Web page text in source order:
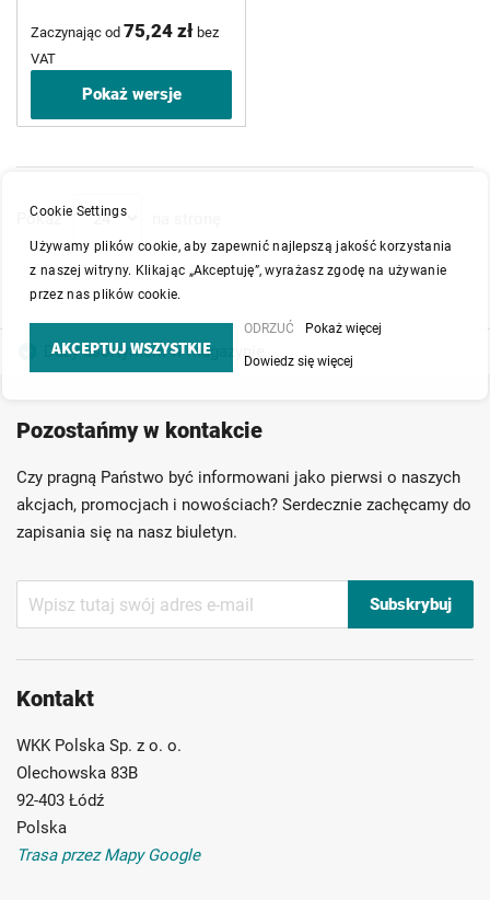
Zaczynając od 75,24 zł bez
VAT
Pokaż wersje
Pokaż
Duży asortyment w magazynie
Szybka dostawa
Indywidualni doradcy
Ponad 40 lat doświadczenia
Możliwość własnego etykietowania
Pozostańmy w kontakcie
Czy pragną Państwo być informowani jako pierwsi o naszych
akcjach, promocjach i nowościach? Serdecznie zachęcamy do
zapisania się na nasz biuletyn.
nasz
Subskrybuj
Kontakt
WKK Polska Sp. z o. o.
Olechowska 83B
92-403 Łódź
Polska
Trasa przez Mapy Google
Cookie Settings
Używamy plików cookie, aby zapewnić najlepszą jakość korzystania
z naszej witryny. Klikając „Akceptuję”, wyrażasz zgodę na używanie
przez nas plików cookie.
AKCEPTUJ WSZYSTKIE
ODRZUĆ Pokaż więcej
Dowiedz się więcej